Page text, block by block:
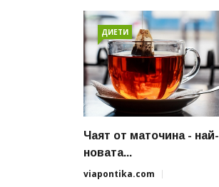
ДИЕТИ
Чаят от маточина - най-
новата...
viapontika.com